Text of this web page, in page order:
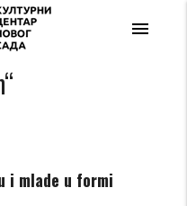
menu
i mlade u formi